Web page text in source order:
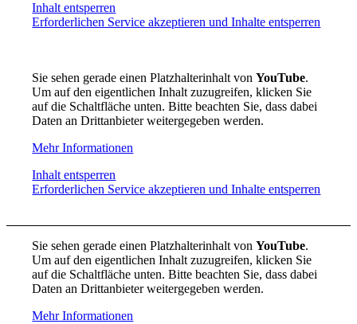
Inhalt entsperren
Erforderlichen Service akzeptieren und Inhalte entsperren
Sie sehen gerade einen Platzhalterinhalt vonYouTube.
Um auf den eigentlichen Inhalt zuzugreifen, klicken Sie
auf die Schaltfläche unten. Bitte beachten Sie, dass dabei
Daten an Drittanbieter weitergegeben werden.
Mehr Informationen
Inhalt entsperren
Erforderlichen Service akzeptieren und Inhalte entsperren
Sie sehen gerade einen Platzhalterinhalt vonYouTube.
Um auf den eigentlichen Inhalt zuzugreifen, klicken Sie
auf die Schaltfläche unten. Bitte beachten Sie, dass dabei
Daten an Drittanbieter weitergegeben werden.
Mehr Informationen